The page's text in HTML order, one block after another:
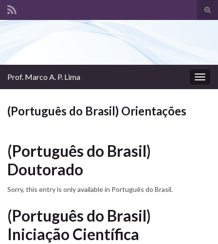
Prof. Marco A. P. Lima
(Português do Brasil) Orientações
(Português do Brasil)
Doutorado
Sorry, this entry is only available in Português do Brasil.
(Português do Brasil)
Iniciação Científica